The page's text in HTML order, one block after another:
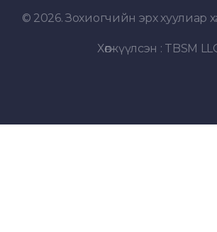
© 2026. Зохиогчийн эрх хуулиар
Хөгжүүлсэн : TBSM